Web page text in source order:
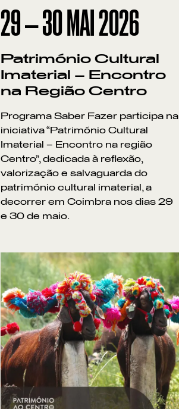
29—30 MAI 2026
Património Cultural
Imaterial – Encontro
na Região Centro
Programa Saber Fazer participa na
iniciativa “Património Cultural
Imaterial – Encontro na região
Centro”, dedicada à reflexão,
valorização e salvaguarda do
património cultural imaterial, a
decorrer em Coimbra nos dias 29
e 30 de maio.